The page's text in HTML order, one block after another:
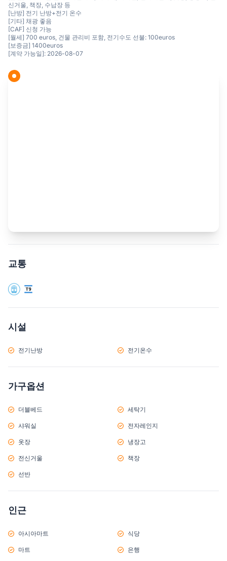
신거울, 책장, 수납장 등
[난방] 전기 난방+전기 온수
[기타] 채광 좋음
[CAF] 신청 가능
[월세] 700 euros, 건물 관리비 포함, 전기수도 선불: 100euros
[보증금] 1400euros
[계약 가능일]: 2026-08-07
교통
시설
전기난방 전기온수
가구옵션
더블베드 세탁기
샤워실 전자레인지
옷장 냉장고
전신거울 책장
선반
인근
아시아마트 식당
마트 은행